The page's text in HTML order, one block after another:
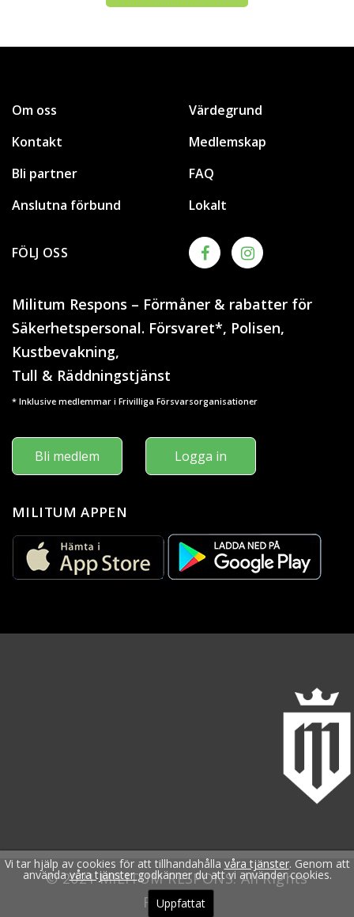
Om oss
Kontakt
Bli partner
Anslutna förbund
Värdegrund
Medlemskap
FAQ
Lokalt
FÖLJ OSS
Militum Respons – Förmåner & rabatter för
Säkerhetspersonal. Försvaret*, Polisen,
Kustbevakning,
Tull & Räddningstjänst
* Inklusive medlemmar i Frivilliga Försvarsorganisationer
Bli medlem Logga in
MILITUM APPEN
© 2021 MILITUM RESPONS. All Rights
Reserved.
Vi tar hjälp av cookies för att tillhandahålla våra tjänster. Genom att
användavåra tjänstergodkänner du att vi använder cookies.
Uppfattat